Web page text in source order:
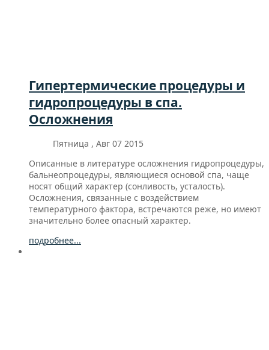
Гипертермические процедуры и
гидропроцедуры в спа.
Осложнения
Пятница , Авг 07 2015
Описанные в литературе осложнения гидропроцедуры,
бальнеопроцедуры, являющиеся основой спа, чаще
носят общий характер (сонливость, усталость).
Осложнения, связанные с воздействием
температурного фактора, встречаются реже, но имеют
значительно более опасный характер.
подробнее...